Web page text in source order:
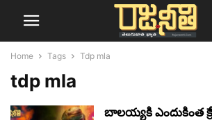
Home Tags Tdp mla
tdp mla
బాలయ్యకి ఎందుకింత